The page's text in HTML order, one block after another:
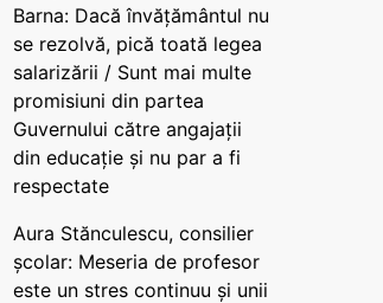
Barna: Dacă învățământul nu
se rezolvă, pică toată legea
salarizării / Sunt mai multe
promisiuni din partea
Guvernului către angajații
din educație și nu par a fi
respectate
Aura Stănculescu, consilier
școlar: Meseria de profesor
este un stres continuu și unii